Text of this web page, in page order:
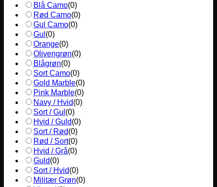
Blå Camo(0)
Rød Camo(0)
Gul Camo(0)
Gul (0)
Orange(0)
Olivengrøn(0)
Blågrøn(0)
Sort Camo(0)
Gold Marble(0)
Pink Marble(0)
Navy / Hvid(0)
Sort / Gul (0)
Hvid / Guld(0)
Sort / Rød(0)
Rød / Sort(0)
Hvid / Grå(0)
Guld(0)
Sort / Hvid(0)
Militær Grøn(0)